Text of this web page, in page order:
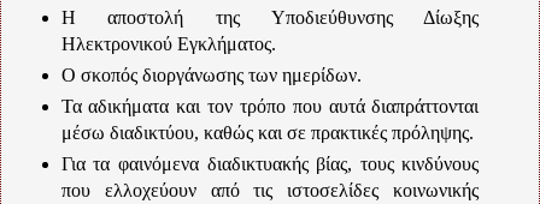
Η αποστολή της Υποδιεύθυνσης Δίωξης
Ηλεκτρονικού Εγκλήματος.
Ο σκοπός διοργάνωσης των ημερίδων.
Τα αδικήματα και τον τρόπο που αυτά διαπράττονται
μέσω διαδικτύου, καθώς και σε πρακτικές πρόληψης.
Για τα φαινόμενα διαδικτυακής βίας, τους κινδύνους
που ελλοχεύουν από τις ιστοσελίδες κοινωνικής